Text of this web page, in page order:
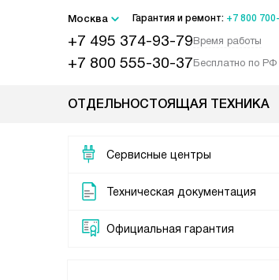
Москва Гарантия и ремонт: +7 800
+7 495 374-93-79Время работы
+7 800 555-30-37Бесплатно по РФ
ОТДЕЛЬНОСТОЯЩАЯ ТЕХНИКА
Сервисные центры
Техническая документация
Официальная гарантия